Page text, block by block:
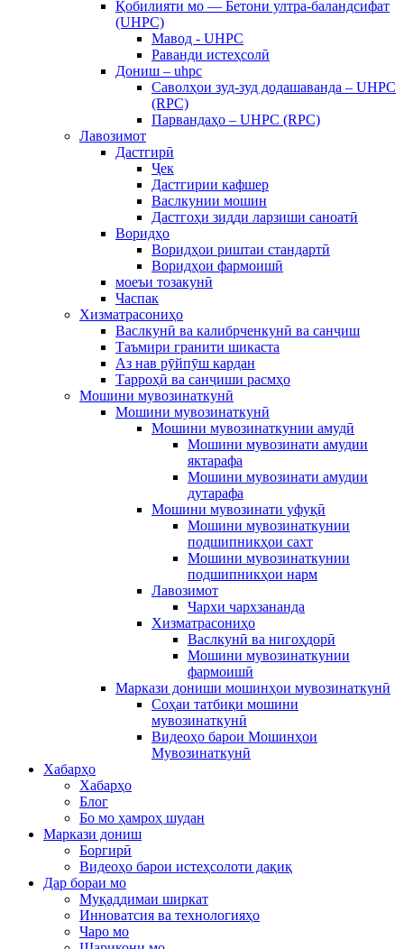
Қобилияти мо — Бетони ултра-баландсифат
(UHPC)
Мавод - UHPC
Раванди истеҳсолӣ
Дониш – uhpc
Саволҳои зуд-зуд додашаванда – UHPC
(RPC)
Парвандаҳо – UHPC (RPC)
Лавозимот
Дастгирӣ
Ҷек
Дастгирии кафшер
Васлкунии мошин
Дастгоҳи зидди ларзиши саноатӣ
Воридҳо
Воридҳои риштаи стандартӣ
Воридҳои фармоишӣ
моеъи тозакунӣ
Часпак
Хизматрасониҳо
Васлкунӣ ва калибрченкунӣ ва санҷиш
Таъмири гранити шикаста
Аз нав рӯйпӯш кардан
Тарроҳӣ ва санҷиши расмҳо
Мошини мувозинаткунӣ
Мошини мувозинаткунӣ
Мошини мувозинаткунии амудӣ
Мошини мувозинати амудии
яктарафа
Мошини мувозинати амудии
дутарафа
Мошини мувозинати уфуқӣ
Мошини мувозинаткунии
подшипникҳои сахт
Мошини мувозинаткунии
подшипникҳои нарм
Лавозимот
Чархи чархзананда
Хизматрасониҳо
Васлкунӣ ва нигоҳдорӣ
Мошини мувозинаткунии
фармоишӣ
Маркази дониши мошинҳои мувозинаткунӣ
Соҳаи татбиқи мошини
мувозинаткунӣ
Видеоҳо барои Мошинҳои
Мувозинаткунӣ
Хабарҳо
Хабарҳо
Блог
Бо мо ҳамроҳ шудан
Маркази дониш
Боргирӣ
Видеоҳо барои истеҳсолоти дақиқ
Дар бораи мо
Муқаддимаи ширкат
Инноватсия ва технологияҳо
Чаро мо